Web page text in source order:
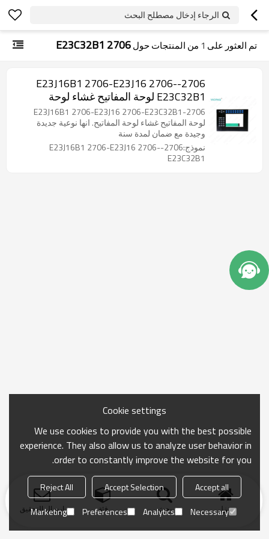
الرجاء إدخال مصطلح البحث
تم العثور على 1 من المنتجات حول2706 E23C32B1
2706-E23J16B1 2706-E23J16 2706-
E23C32B1 لوحة المفاتيح غشاء لوحة
المفاتيح2706-E23J16B1 2706-E23J16 2706-E23C32B1
لوحة المفاتيح غشاء لوحة المفاتيح. انها نوعية جديدة
وجيدة مع ضمان لمدة سنة
نموذج:2706-E23J16B1 2706-E23J16 2706-
E23C32B1
منزل بحث فئة ارسال التحقيق
Cookie settings
We use cookies to provide you with the best possible
experience. They also allow us to analyze user behavior in
order to constantly improve the website for you.
Accept all
Accept Selection
Reject All
Necessary
Analytics
Preferences
Marketing